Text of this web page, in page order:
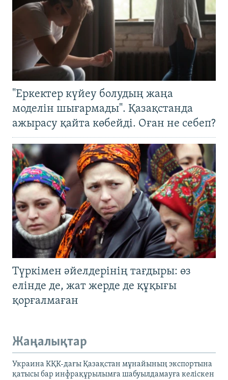
"Еркектер күйеу болудың жаңа
моделін шығармады". Қазақстанда
ажырасу қайта көбейді. Оған не себеп?
Түркімен әйелдерінің тағдыры: өз
елінде де, жат жерде де құқығы
қорғалмаған
Жаңалықтар
Украина КҚК-дағы Қазақстан мұнайының экспортына
қатысы бар инфрақұрылымға шабуылдамауға келіскен